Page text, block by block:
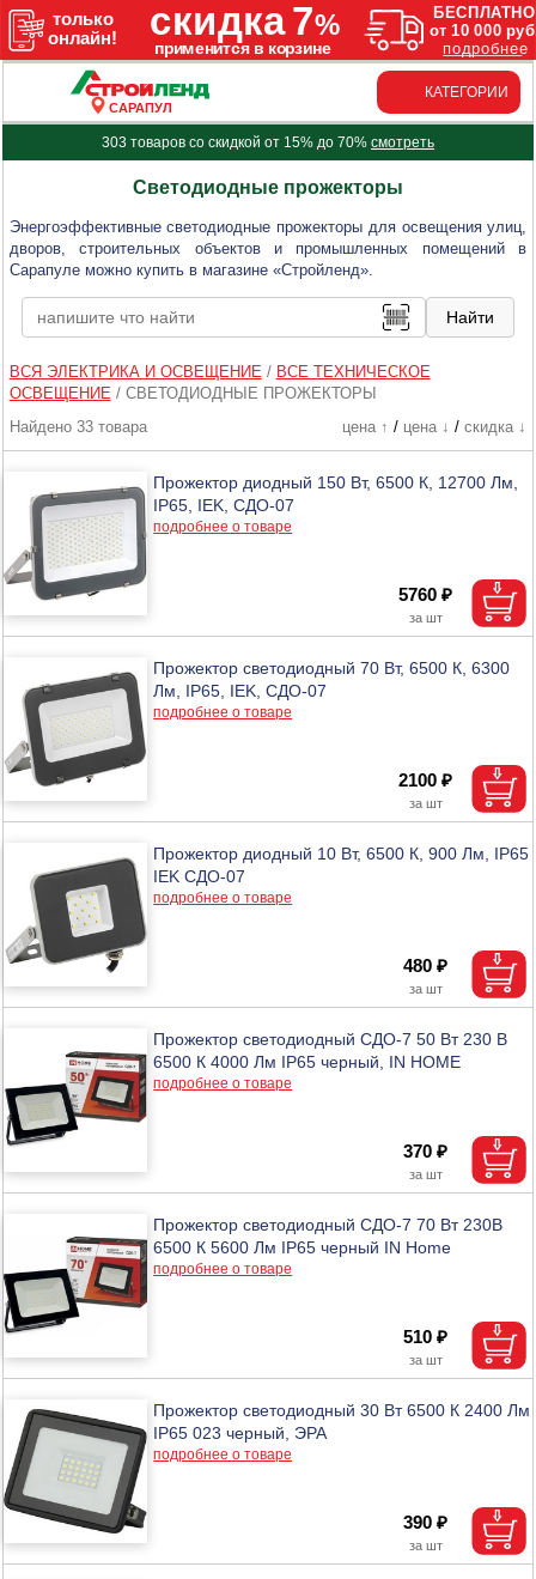
САРАПУЛ
КАТЕГОРИИ
303 товаров со скидкой от 15% до 70% смотреть
Светодиодные прожекторы
Энергоэффективные светодиодные прожекторы для освещения улиц,
дворов, строительных объектов и промышленных помещений в
Сарапуле можно купить в магазине «Стройленд».
ВСЯ ЭЛЕКТРИКА И ОСВЕЩЕНИЕ / ВСЕ ТЕХНИЧЕСКОЕ
ОСВЕЩЕНИЕ / СВЕТОДИОДНЫЕ ПРОЖЕКТОРЫ
Найдено 33 товара
цена ↑ / цена ↓ / скидка ↓
Прожектор диодный 150 Вт, 6500 К, 12700 Лм,
IP65, IEK, СДО-07
подробнее о товаре
5760 ₽
Прожектор светодиодный 70 Вт, 6500 К, 6300
Лм, IP65, IEK, СДО-07
подробнее о товаре
2100 ₽
Прожектор диодный 10 Вт, 6500 К, 900 Лм, IP65
IEK СДО-07
подробнее о товаре
480 ₽
Прожектор светодиодный СДО-7 50 Вт 230 В
6500 К 4000 Лм IP65 черный, IN HOME
подробнее о товаре
370 ₽
Прожектор светодиодный СДО-7 70 Вт 230В
6500 К 5600 Лм IP65 черный IN Home
подробнее о товаре
510 ₽
Прожектор светодиодный 30 Вт 6500 К 2400 Лм
IP65 023 черный, ЭРА
подробнее о товаре
390 ₽